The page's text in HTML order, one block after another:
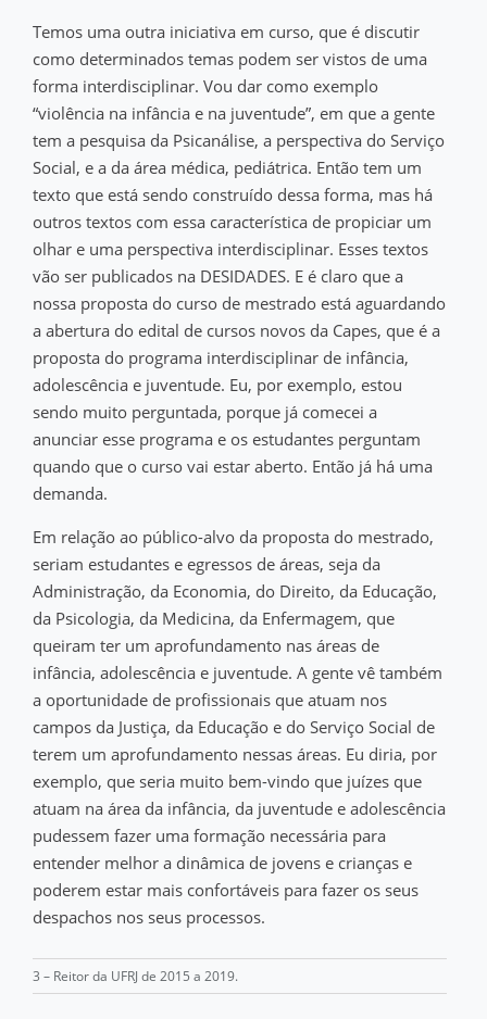
Temos uma outra iniciativa em curso, que é discutir
como determinados temas podem ser vistos de uma
forma interdisciplinar. Vou dar como exemplo
“violência na infância e na juventude”, em que a gente
tem a pesquisa da Psicanálise, a perspectiva do Serviço
Social, e a da área médica, pediátrica. Então tem um
texto que está sendo construído dessa forma, mas há
outros textos com essa característica de propiciar um
olhar e uma perspectiva interdisciplinar. Esses textos
vão ser publicados na DESIDADES. E é claro que a
nossa proposta do curso de mestrado está aguardando
a abertura do edital de cursos novos da Capes, que é a
proposta do programa interdisciplinar de infância,
adolescência e juventude. Eu, por exemplo, estou
sendo muito perguntada, porque já comecei a
anunciar esse programa e os estudantes perguntam
quando que o curso vai estar aberto. Então já há uma
demanda.
Em relação ao público-alvo da proposta do mestrado,
seriam estudantes e egressos de áreas, seja da
Administração, da Economia, do Direito, da Educação,
da Psicologia, da Medicina, da Enfermagem, que
queiram ter um aprofundamento nas áreas de
infância, adolescência e juventude. A gente vê também
a oportunidade de profissionais que atuam nos
campos da Justiça, da Educação e do Serviço Social de
terem um aprofundamento nessas áreas. Eu diria, por
exemplo, que seria muito bem-vindo que juízes que
atuam na área da infância, da juventude e adolescência
pudessem fazer uma formação necessária para
entender melhor a dinâmica de jovens e crianças e
poderem estar mais confortáveis para fazer os seus
despachos nos seus processos.
3 – Reitor da UFRJ de 2015 a 2019.